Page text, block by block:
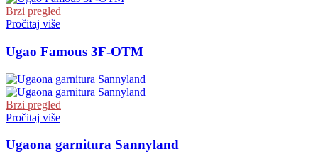
Brzi pregled
Pročitaj više
Ugao Famous 3F-OTM
Brzi pregled
Pročitaj više
Ugaona garnitura Sannyland